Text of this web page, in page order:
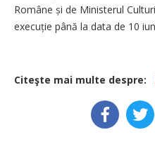
Române și de Ministerul
execuție până la data de 10
Citeşte mai multe despre: